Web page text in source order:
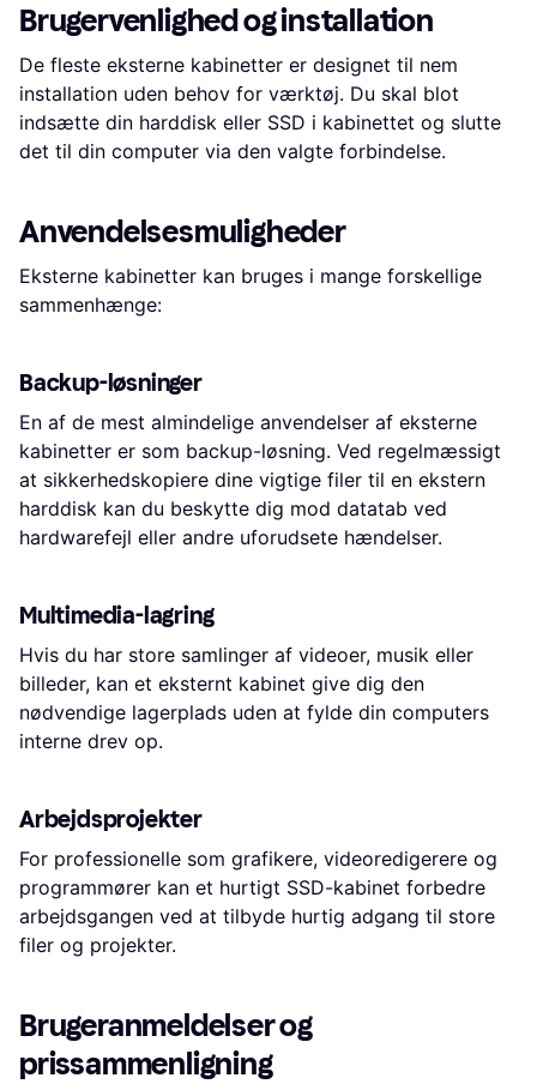
Brugervenlighed og installation
De fleste eksterne kabinetter er designet til nem
installation uden behov for værktøj. Du skal blot
indsætte din harddisk eller SSD i kabinettet og slutte
det til din computer via den valgte forbindelse.
Anvendelsesmuligheder
Eksterne kabinetter kan bruges i mange forskellige
sammenhænge:
Backup-løsninger
En af de mest almindelige anvendelser af eksterne
kabinetter er som backup-løsning. Ved regelmæssigt
at sikkerhedskopiere dine vigtige filer til en ekstern
harddisk kan du beskytte dig mod datatab ved
hardwarefejl eller andre uforudsete hændelser.
Multimedia-lagring
Hvis du har store samlinger af videoer, musik eller
billeder, kan et eksternt kabinet give dig den
nødvendige lagerplads uden at fylde din computers
interne drev op.
Arbejdsprojekter
For professionelle som grafikere, videoredigerere og
programmører kan et hurtigt SSD-kabinet forbedre
arbejdsgangen ved at tilbyde hurtig adgang til store
filer og projekter.
Brugeranmeldelser og
prissammenligning